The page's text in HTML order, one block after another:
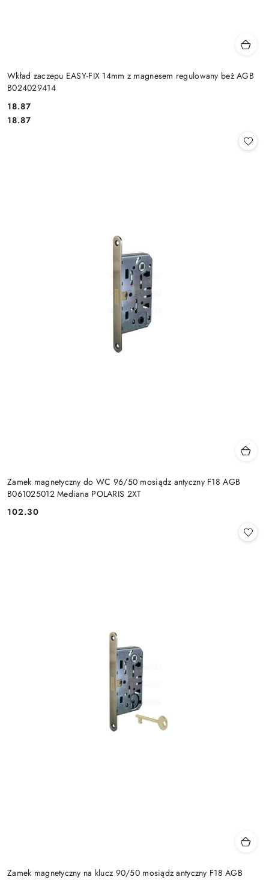
Wkład zaczepu EASY-FIX 14mm z magnesem regulowany beż AGB
B024029414
Cena:
18.87
Cena:
18.87
Zamek magnetyczny do WC 96/50 mosiądz antyczny F18 AGB
B061025012 Mediana POLARIS 2XT
Cena:
102.30
Zamek magnetyczny na klucz 90/50 mosiądz antyczny F18 AGB